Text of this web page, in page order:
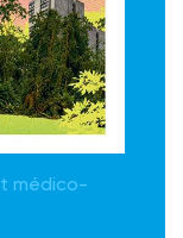
médico-